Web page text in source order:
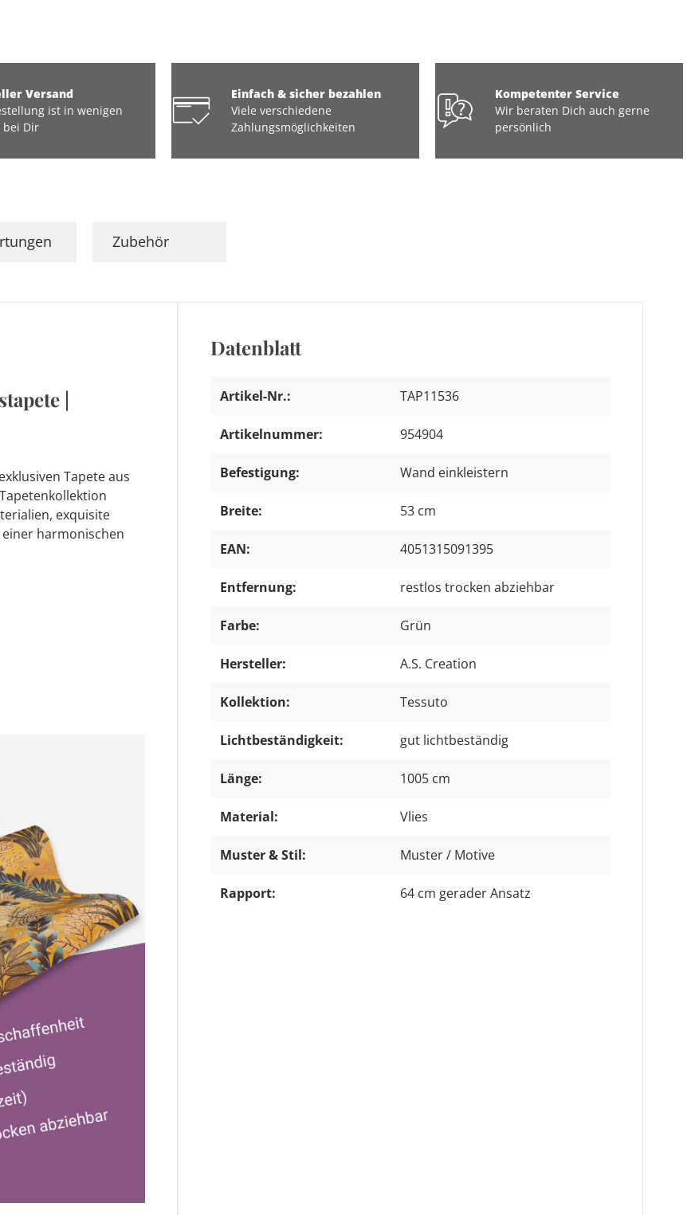
Versand
ist in wenigen
bei Dir
Einfach & sicher bezahlen
Viele verschiedene
Zahlungsmöglichkeiten
Kompetenter Service
Wir beraten Dich auch gerne
persönlich
Zubehör
|
Tapete aus
exquisite
harmonischen
Datenblatt
Artikel-Nr.: TAP11536
Artikelnummer: 954904
Befestigung: Wand einkleistern
Breite: 53 cm
EAN: 4051315091395
Entfernung: restlos trocken abziehbar
Farbe: Grün
Hersteller: A.S. Creation
Kollektion: Tessuto
Lichtbeständigkeit: gut lichtbeständig
Länge: 1005 cm
Material: Vlies
Muster & Stil: Muster / Motive
Rapport: 64 cm gerader Ansatz